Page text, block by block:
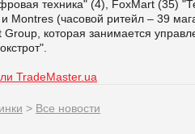
техника" (4), FoxMart (35)
Montres (часовой ритейл – 39
Group, которая занимается
TradeMaster.ua
> Все новости